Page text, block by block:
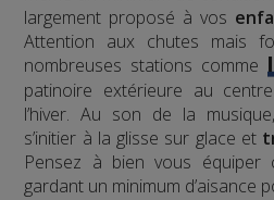
largement proposé à vos
Attention aux chutes mais
nombreuses stations comme
patinoire extérieure au
l’hiver. Au son de la
s’initier à la glisse sur glace et
Pensez à bien vous
gardant un minimum d’aisance